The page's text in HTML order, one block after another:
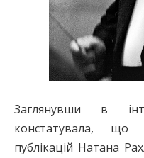
Заглянувши в
констатувала, що
публікацій Натана